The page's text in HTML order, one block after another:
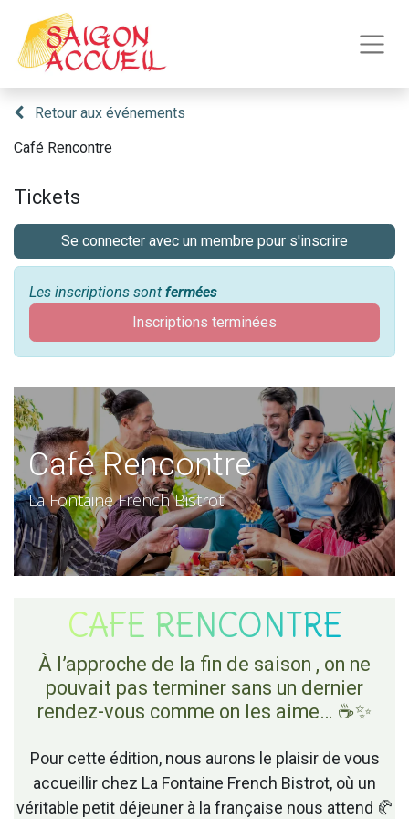
Retour aux événements
Café Rencontre
Tickets
Se connecter avec un membre pour s'inscrire
Les inscriptions sont fermées
Inscriptions terminées
Café Rencontre
La Fontaine French Bistrot
CAFE RENCONTRE
À l’approche de la fin de saison , on ne
pouvait pas terminer sans un dernier
rendez-vous comme on les aime… ☕✨
Pour cette édition, nous aurons le plaisir de vous
accueillir chez La Fontaine French Bistrot, où un
véritable petit déjeuner à la française nous attend 🥐